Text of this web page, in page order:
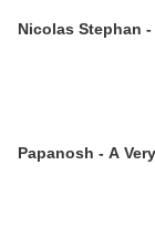
Nicolas Stephan -
Papanosh - A